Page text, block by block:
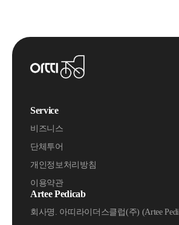
Service
비즈니스
단체투어
개인정보처리방침
이용약관
Artee Pedicab
회사명. 아띠라이더스클럽(주) (Artee